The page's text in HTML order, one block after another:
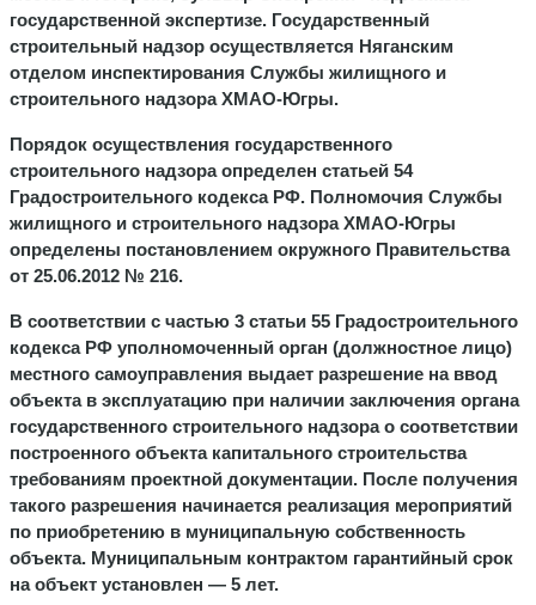
государственной экспертизе. Государственный
строительный надзор осуществляется Няганским
отделом инспектирования Службы жилищного и
строительного надзора ХМАО-Югры.
Порядок осуществления государственного
строительного надзора определен статьей 54
Градостроительного кодекса РФ. Полномочия Службы
жилищного и строительного надзора ХМАО-Югры
определены постановлением окружного Правительства
от 25.06.2012 № 216.
В соответствии с частью 3 статьи 55 Градостроительного
кодекса РФ уполномоченный орган (должностное лицо)
местного самоуправления выдает разрешение на ввод
объекта в эксплуатацию при наличии заключения органа
государственного строительного надзора о соответствии
построенного объекта капитального строительства
требованиям проектной документации. После получения
такого разрешения начинается реализация мероприятий
по приобретению в муниципальную собственность
объекта. Муниципальным контрактом гарантийный срок
на объект установлен — 5 лет.